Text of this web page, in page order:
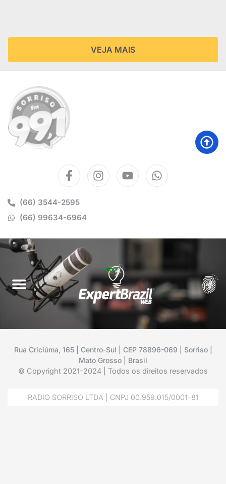
VEJA MAIS
(66) 3544-2595
(66) 99634-6964
Rua Criciúma, 165 | Centro-Sul | CEP 78896-069 | Sorriso |
Mato Grosso | Brasil
© Copyright 2021-2024 | Todos os direitos reservados
RADIO SORRISO LTDA | CNPJ 00.959.015/0001-81